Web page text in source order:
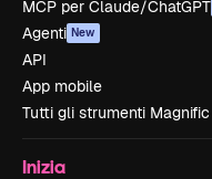
MCP per Claude/ChatGPT
Agenti New
API
App mobile
Tutti gli strumenti Magnific
Inizia